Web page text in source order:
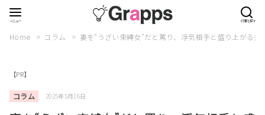
Home コラム 妻を“うざい束縛女”だと罵り、浮気相手と盛り上がる
【PR】
コラム 2025年5月16日